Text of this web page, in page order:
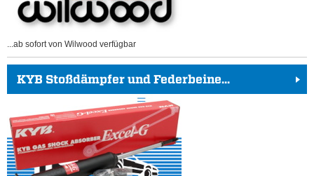
...ab sofort von Wilwood verfügbar
KYB Stoßdämpfer und Federbeine...